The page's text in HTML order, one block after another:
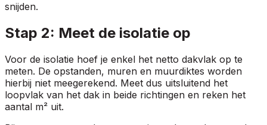
snijden.
Stap 2: Meet de isolatie op
Voor de isolatie hoef je enkel het netto dakvlak op te
meten. De opstanden, muren en muurdiktes worden
hierbij niet meegerekend. Meet dus uitsluitend het
loopvlak van het dak in beide richtingen en reken het
aantal m² uit.